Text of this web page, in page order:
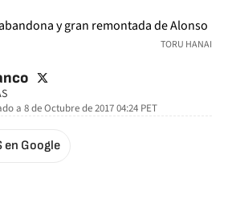
TORU HANAI
twitter
a 8 de Octubre de 2017 04:24 PET
en Google